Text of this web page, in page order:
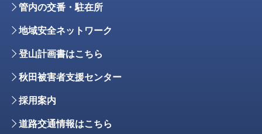
管内の交番・駐在所
地域安全ネットワーク
登山計画書はこちら
秋田被害者支援センター
採用案内
道路交通情報はこちら